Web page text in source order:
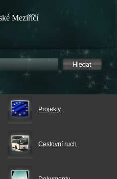
Meziříčí
Projekty
Cestovní ruch